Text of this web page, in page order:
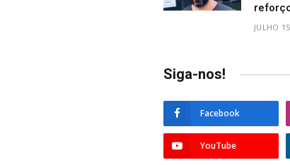
JULHO
Siga-nos!
Facebook
YouTube